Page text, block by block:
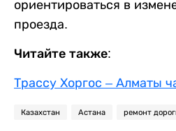
ориентироваться в
проезда.
Читайте также:
Трассу Хоргос – Алматы
Казахстан Астана ремонт